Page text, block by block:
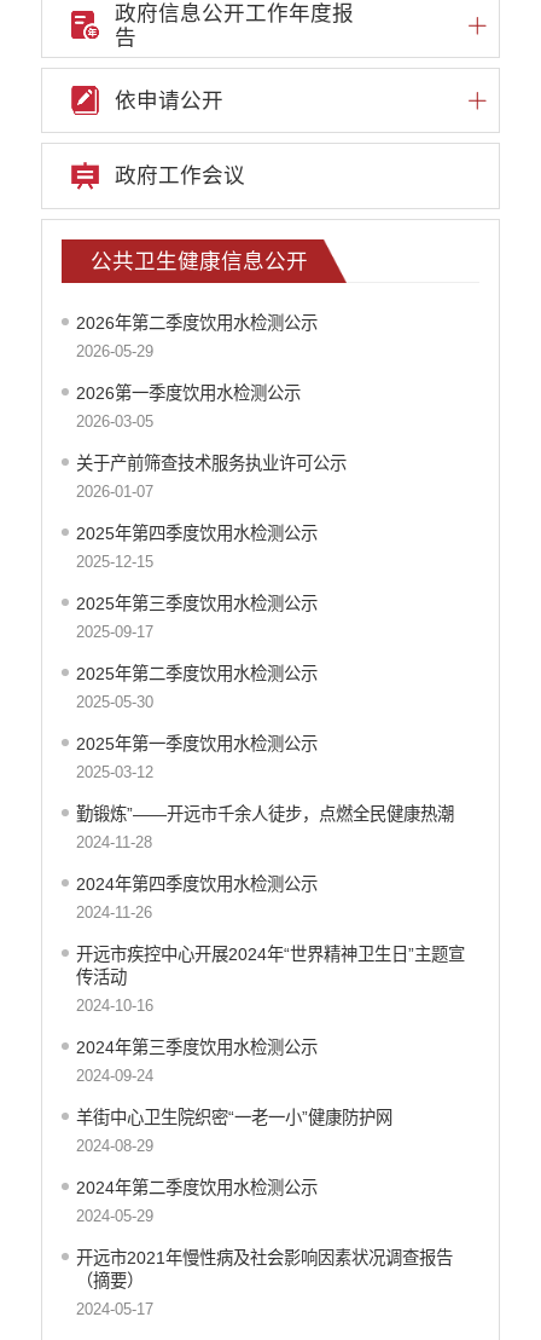
自然资源政务公开
重点领域信息公开
重大建设项目信息
安全生产信息公开
民政信息公开
推进面向转移落户人员的服务公开
质监信息公开
学校信息公开
住房保障信息公开
工商登记和事中事后监管信息公开
价格和收费信息公开
旅游市场秩序和服务质量信息公开
文化机构信息公开
公共卫生健康信息公开
财政预决算
行政事业性收费
公务员管理
重大决策
财政资金直达基层
稳岗就业
产品质量
公共文化服务
涉农补贴
养老服务
社会救助信息
规划计划
重大决策预公开
食品药品监管
政府信息公开工作年度报
告
依申请公开
政府工作会议
公共卫生健康信息公开
2026年第二季度饮用水检测公示
2026-05-29
2026第一季度饮用水检测公示
2026-03-05
关于产前筛查技术服务执业许可公示
2026-01-07
2025年第四季度饮用水检测公示
2025-12-15
2025年第三季度饮用水检测公示
2025-09-17
2025年第二季度饮用水检测公示
2025-05-30
2025年第一季度饮用水检测公示
2025-03-12
勤锻炼”——开远市千余人徒步，点燃全民健康热潮
2024-11-28
2024年第四季度饮用水检测公示
2024-11-26
开远市疾控中心开展2024年“世界精神卫生日”主题宣
传活动
2024-10-16
2024年第三季度饮用水检测公示
2024-09-24
羊街中心卫生院织密“一老一小”健康防护网
2024-08-29
2024年第二季度饮用水检测公示
2024-05-29
开远市2021年慢性病及社会影响因素状况调查报告
（摘要）
2024-05-17